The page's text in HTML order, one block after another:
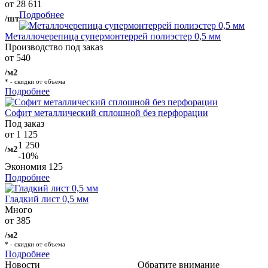
от 28 611
/штПодробнее
Металлочерепица супермонтеррей полиэстер 0,5 мм
Производство под заказ
от 540
/м2
* - скидки от объема
Подробнее
Софит металлический сплошной без перфорации
Под заказ
от 1 125
/м21 250
-10%
Экономия 125
Подробнее
Гладкий лист 0,5 мм
Много
от 385
/м2
* - скидки от объема
Подробнее
Обратите внимание
Новости